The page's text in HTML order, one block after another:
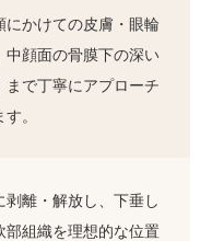
かけての皮膚・眼輪
中顔面の骨膜下の深い
まで丁寧にアプローチ
す。
離・解放し、下垂し
部組織を理想的な位置